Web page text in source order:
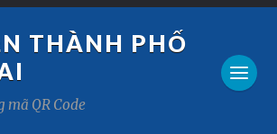
THÀNH PHỐ
mã QR Code